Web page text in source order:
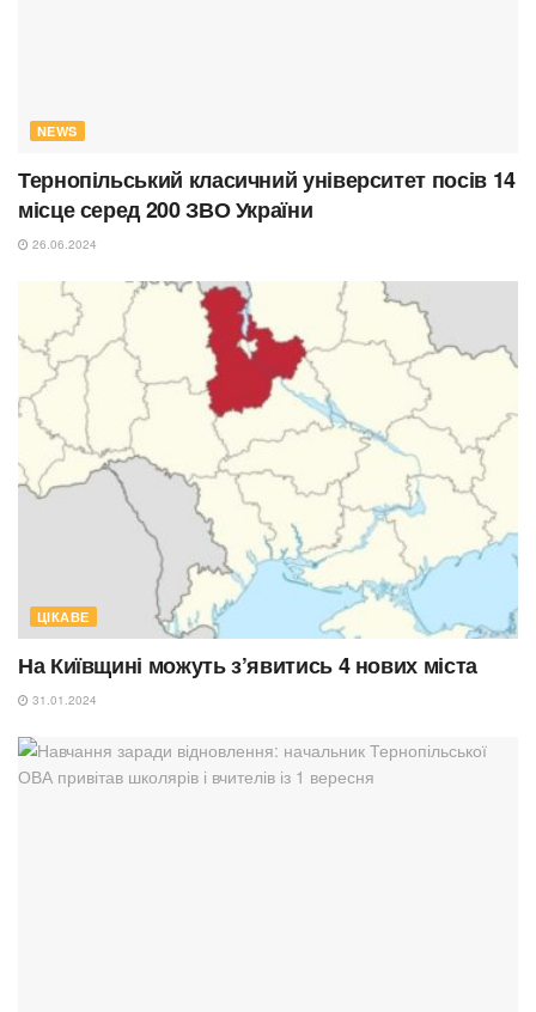
NEWS
Тернопільський класичний університет посів 14
місце серед 200 ЗВО України
26.06.2024
ЦІКАВЕ
На Київщині можуть з’явитись 4 нових міста
31.01.2024